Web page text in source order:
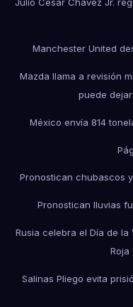
Julio César Chávez Jr.
Manchester United
Mazda llama a revisión
puede
México envía 814
Pronostican chubascos
Pronostican lluvias
Rusia celebra el Día de
Roja
Salinas Pliego evita